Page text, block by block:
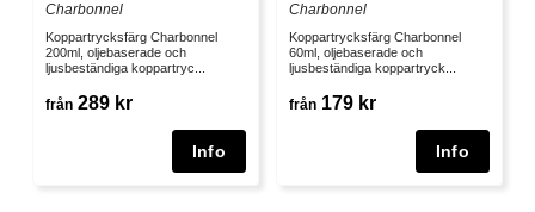
Charbonnel
Koppartrycksfärg Charbonnel
200ml, oljebaserade och
ljusbeständiga koppartryc...
från 289 kr
Charbonnel
Koppartrycksfärg Charbonnel
60ml, oljebaserade och
ljusbeständiga koppartryck...
från 179 kr